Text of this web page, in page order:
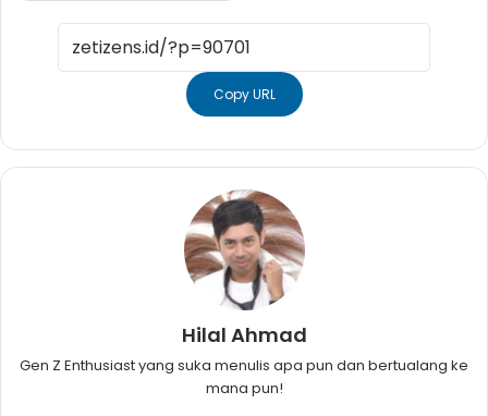
Copy URL
Hilal Ahmad
Gen Z Enthusiast yang suka menulis apa pun dan bertualang ke
mana pun!